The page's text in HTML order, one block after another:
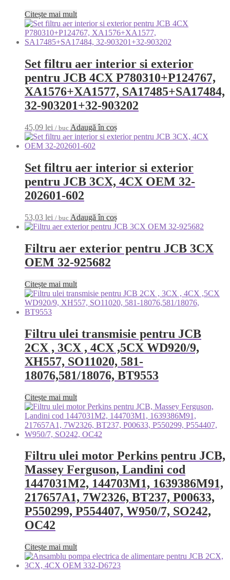
Citește mai mult
Set filtru aer interior si exterior
pentru JCB 4CX P780310+P124767,
XA1576+XA1577, SA17485+SA17484,
32-903201+32-903202
45,09 lei / buc Adaugă în coș
Set filtru aer interior si exterior
pentru JCB 3CX, 4CX OEM 32-
202601-602
53,03 lei / buc Adaugă în coș
Filtru aer exterior pentru JCB 3CX
OEM 32-925682
Citește mai mult
Filtru ulei transmisie pentru JCB
2CX , 3CX , 4CX ,5CX WD920/9,
XH557, SO11020, 581-
18076,581/18076, BT9553
Citește mai mult
Filtru ulei motor Perkins pentru JCB,
Massey Ferguson, Landini cod
1447031M2, 144703M1, 1639386M91,
217657A1, 7W2326, BT237, P00633,
P550299, P554407, W950/7, SO242,
OC42
Citește mai mult